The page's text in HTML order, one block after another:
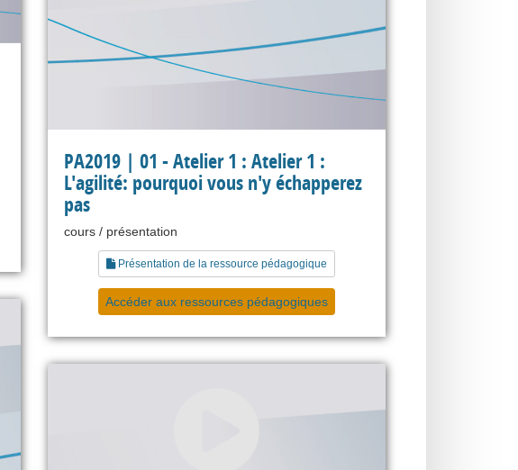
PA2019 | 01 - Atelier 1 : Atelier 1 :
L'agilité: pourquoi vous n'y échapperez
pas
cours / présentation
Présentation de la ressource pédagogique
Accéder aux ressources pédagogiques